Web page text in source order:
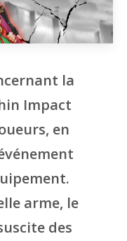
la
Impact
en
arme, le
des